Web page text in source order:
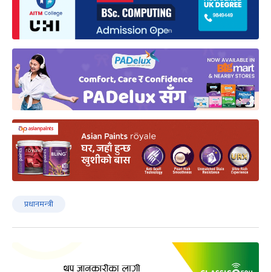
प्रधानमन्‍त्री